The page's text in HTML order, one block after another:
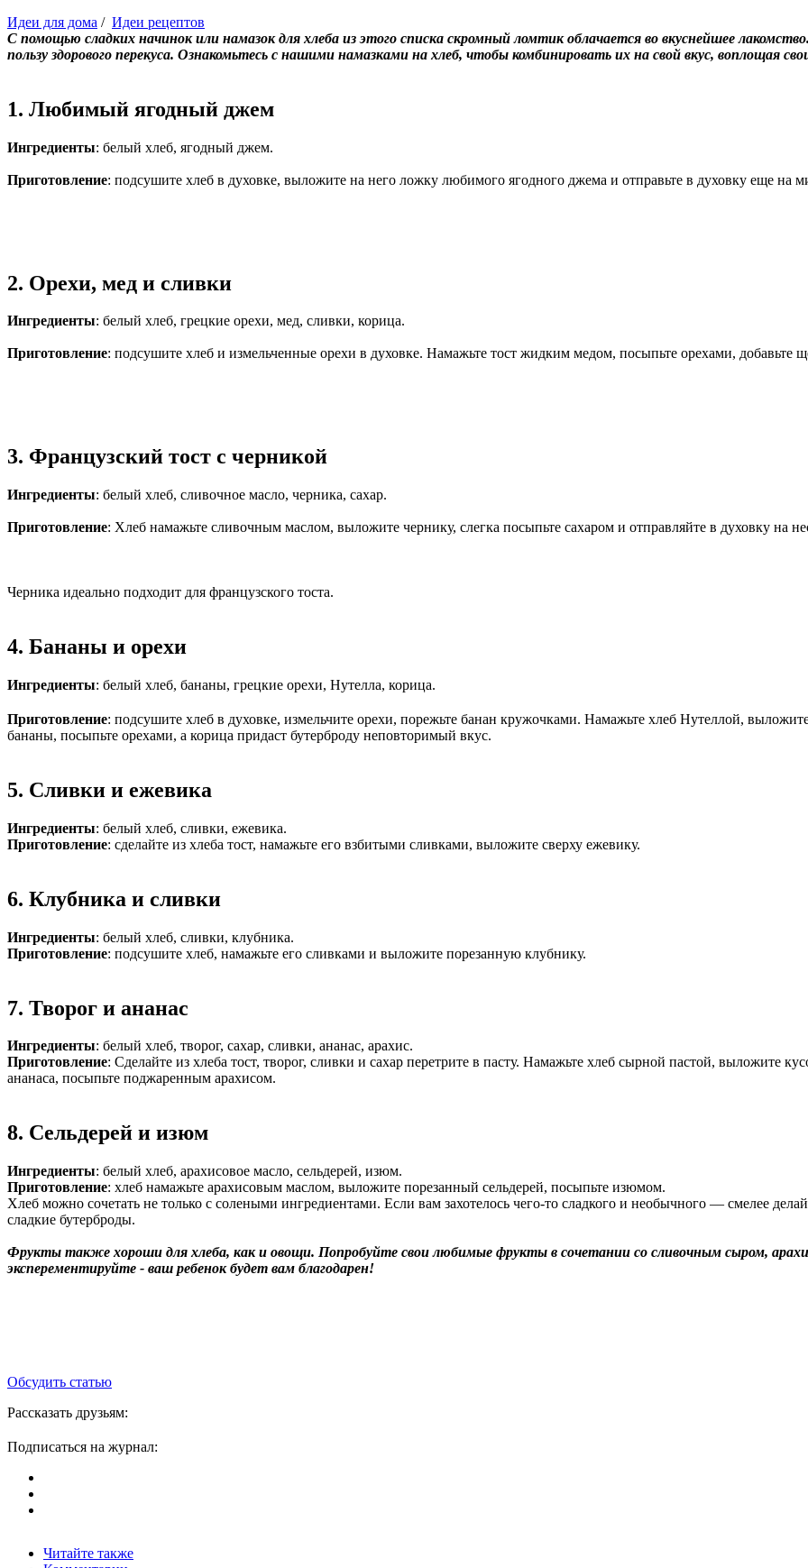
Идеи для дома / Идеи рецептов
С помощью сладких начинок или намазок для хлеба из этого списка скромный ломтик облачается во вкуснейшее
пользу здорового перекуса. Ознакомьтесь с нашими намазками на хлеб, чтобы комбинировать их на свой вкус, воплощая
1. Любимый ягодный джем
Ингредиенты: белый хлеб, ягодный джем.
Приготовление: подсушите хлеб в духовке, выложите на него ложку любимого ягодного джема и отправьте в духовку еще на
2. Орехи, мед и сливки
Ингредиенты: белый хлеб, грецкие орехи, мед, сливки, корица.
Приготовление: подсушите хлеб и измельченные орехи в духовке. Намажьте тост жидким медом, посыпьте орехами, добавьте
3. Французский тост с черникой
Ингредиенты: белый хлеб, сливочное масло, черника, сахар.
Приготовление: Хлеб намажьте сливочным маслом, выложите чернику, слегка посыпьте сахаром и отправляйте в духовку на
Черника идеально подходит для французского тоста.
4. Бананы и орехи
Ингредиенты: белый хлеб, бананы, грецкие орехи, Нутелла, корица.
Приготовление: подсушите хлеб в духовке, измельчите орехи, порежьте банан кружочками. Намажьте хлеб Нутеллой,
бананы, посыпьте орехами, а корица придаст бутерброду неповторимый вкус.
5. Сливки и ежевика
Ингредиенты: белый хлеб, сливки, ежевика.
Приготовление: сделайте из хлеба тост, намажьте его взбитыми сливками, выложите сверху ежевику.
6. Клубника и сливки
Ингредиенты: белый хлеб, сливки, клубника.
Приготовление: подсушите хлеб, намажьте его сливками и выложите порезанную клубнику.
7. Творог и ананас
Ингредиенты: белый хлеб, творог, сахар, сливки, ананас, арахис.
Приготовление: Сделайте из хлеба тост, творог, сливки и сахар перетрите в пасту. Намажьте хлеб сырной пастой, выложите
ананаса, посыпьте поджаренным арахисом.
8. Сельдерей и изюм
Ингредиенты: белый хлеб, арахисовое масло, сельдерей, изюм.
Приготовление: хлеб намажьте арахисовым маслом, выложите порезанный сельдерей, посыпьте изюмом.
Хлеб можно сочетать не только с солеными ингредиентами. Если вам захотелось чего-то сладкого и необычного — смелее
сладкие бутерброды.
Фрукты также хороши для хлеба, как и овощи. Попробуйте свои любимые фрукты в сочетании со сливочным сыром,
эксперементируйте - ваш ребенок будет вам благодарен!
Обсудить статью
Рассказать друзьям:
Подписаться на журнал:
Читайте также